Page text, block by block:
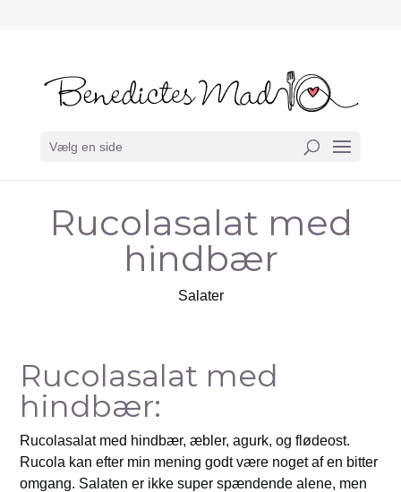
Vælg en side
Rucolasalat med
hindbær
Salater
Rucolasalat med
hindbær:
Rucolasalat med hindbær, æbler, agurk, og flødeost.
Rucola kan efter min mening godt være noget af en bitter
omgang. Salaten er ikke super spændende alene, men